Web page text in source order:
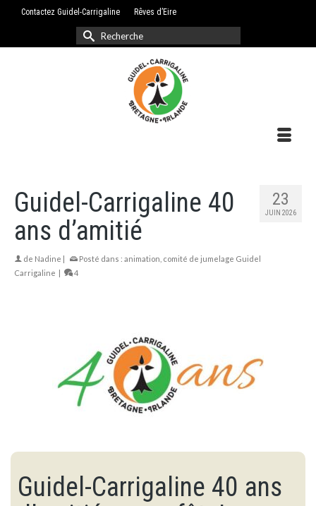
Contactez Guidel-Carrigaline Rêves d’Eire
Rechercher :
23
JUIN 2026
Guidel-Carrigaline 40
ans d’amitié
de Nadine | Posté dans : animation comité de jumelage Guidel
Carrigaline | 4
Guidel-Carrigaline 40 ans